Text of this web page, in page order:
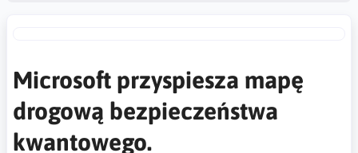
Microsoft przyspiesza mapę
drogową bezpieczeństwa
kwantowego.